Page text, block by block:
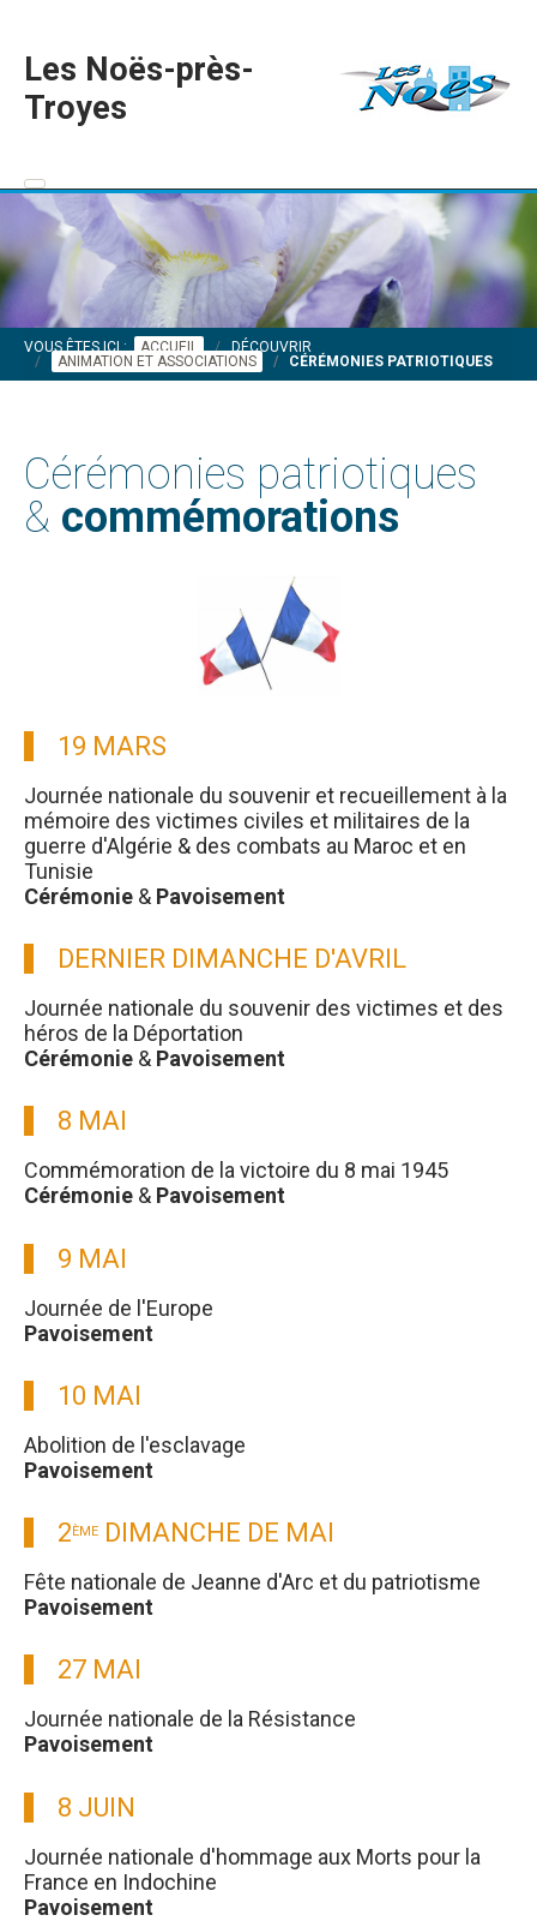
Les Noës-près-
Troyes
VOUS ÊTES ICI : ACCUEIL
DÉCOUVRIR
ANIMATION ET ASSOCIATIONS
CÉRÉMONIES PATRIOTIQUES
Cérémonies patriotiques
& commémorations
19 MARS
Journée nationale du souvenir et recueillement à la
mémoire des victimes civiles et militaires de la
guerre d'Algérie & des combats au Maroc et en
Tunisie
Cérémonie & Pavoisement
DERNIER DIMANCHE D'AVRIL
Journée nationale du souvenir des victimes et des
héros de la Déportation
Cérémonie & Pavoisement
8 MAI
Commémoration de la victoire du 8 mai 1945
Cérémonie & Pavoisement
9 MAI
Journée de l'Europe
Pavoisement
10 MAI
Abolition de l'esclavage
Pavoisement
2ÈME DIMANCHE DE MAI
Fête nationale de Jeanne d'Arc et du patriotisme
Pavoisement
27 MAI
Journée nationale de la Résistance
Pavoisement
8 JUIN
Journée nationale d'hommage aux Morts pour la
France en Indochine
Pavoisement